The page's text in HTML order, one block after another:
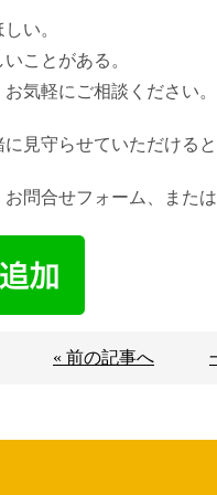
い。
ことがある。
気軽にご相談ください。
見守らせていただけると
問合せフォーム、また
« 前の記事へ